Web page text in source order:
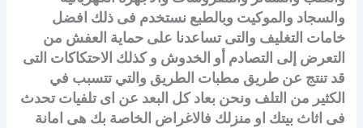
والسجاد والموكيت وبالطبع نستخدم فى ذلك افضل
خامات التغليف والتى تساعدنا على حماية العفش من
التعرض إلى التصادم أو الخدوش و كذلك الاحتكاكات التى
قد تنتج عن طريق مطبات الطريق والتي تتسبب في
الكثير من التلف ونحن بعاد كل البعد عن اى تلفيات تحدث
فى اثاث بيتك او منزلك فالاغراض الخاصة بك هى امانة